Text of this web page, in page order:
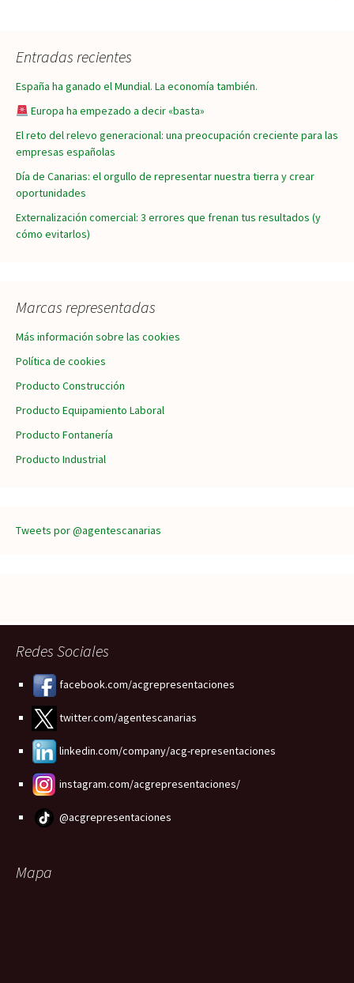
entradas
Entradas recientes
España ha ganado el Mundial. La economía también.
Europa ha empezado a decir «basta»
El reto del relevo generacional: una preocupación creciente para las
empresas españolas
Día de Canarias: el orgullo de representar nuestra tierra y crear
oportunidades
Externalización comercial: 3 errores que frenan tus resultados (y
cómo evitarlos)
Marcas representadas
Más información sobre las cookies
Política de cookies
Producto Construcción
Producto Equipamiento Laboral
Producto Fontanería
Producto Industrial
Tweets por @agentescanarias
Redes Sociales
facebook.com/acgrepresentaciones
twitter.com/agentescanarias
linkedin.com/company/acg-representaciones
instagram.com/acgrepresentaciones/
@acgrepresentaciones
Mapa